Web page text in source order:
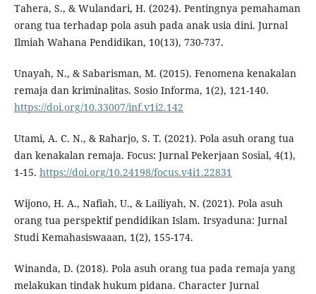
Tahera, S., & Wulandari, H. (2024). Pentingnya pemahaman
orang tua terhadap pola asuh pada anak usia dini. Jurnal
Ilmiah Wahana Pendidikan, 10(13), 730-737.
Unayah, N., & Sabarisman, M. (2015). Fenomena kenakalan
remaja dan kriminalitas. Sosio Informa, 1(2), 121-140.
https://doi.org/10.33007/inf.v1i2.142
Utami, A. C. N., & Raharjo, S. T. (2021). Pola asuh orang tua
dan kenakalan remaja. Focus: Jurnal Pekerjaan Sosial, 4(1),
1-15. https://doi.org/10.24198/focus.v4i1.22831
Wijono, H. A., Nafiah, U., & Lailiyah, N. (2021). Pola asuh
orang tua perspektif pendidikan Islam. Irsyaduna: Jurnal
Studi Kemahasiswaaan, 1(2), 155-174.
Winanda, D. (2018). Pola asuh orang tua pada remaja yang
melakukan tindak hukum pidana. Character Jurnal